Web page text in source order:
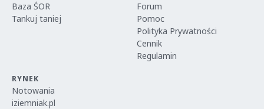
Baza ŚOR
Tankuj taniej
Forum
Pomoc
Polityka Prywatności
Cennik
Regulamin
RYNEK
Notowania
iziemniak.pl